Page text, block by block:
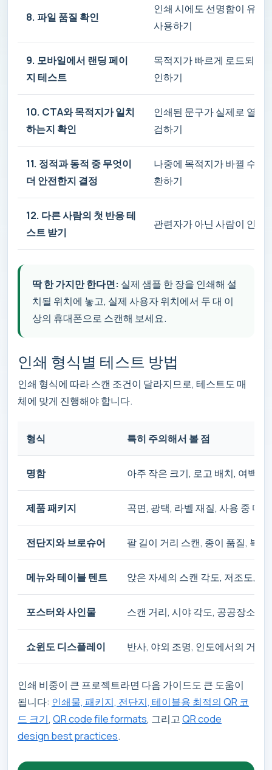
8. 파일 품질 확인
인쇄 시에도 선명함이 유지
사용하기
9. 모바일에서 랜딩 페이
지 테스트
목적지가 빠르게 로드되고
인하기
10. CTA와 목적지가 일치
하는지 확인
인쇄된 문구가 실제로 열리
검하기
11. 정적과 동적 중 무엇이
더 안전한지 결정
나중에 목적지가 바뀔 수
환하기
12. 다른 사람의 첫 반응 테
스트 받기
관련자가 아닌 사람이 안내
딱 한 가지만 한다면: 실제 샘플 한 장을 인쇄해 설
치될 위치에 놓고, 실제 사용자 위치에서 두 대 이
상의 휴대폰으로 스캔해 보세요.
인쇄 형식별 테스트 방법
인쇄 형식에 따라 스캔 조건이 달라지므로, 테스트도 매
체에 맞게 진행해야 합니다.
형식 특히 주의해서 볼 점
명함 아주 작은 크기, 로고 배치, 여백
제품 패키지 곡면, 광택, 라벨 재질, 사용 중 마모
전단지와 브로슈어 팔 길이 거리 스캔, 종이 품질, 복
메뉴와 테이블 텐트 앉은 자세의 스캔 각도, 저조도, 라
포스터와 사인물 스캔 거리, 시야 각도, 공공장소 조
쇼윈도 디스플레이 반사, 야외 조명, 인도에서의 거리
인쇄 비중이 큰 프로젝트라면 다음 가이드도 큰 도움이
됩니다: 인쇄물, 패키지, 전단지, 테이블용 최적의 QR 코
드 크기, QR code file formats, 그리고QR code
design best practices.